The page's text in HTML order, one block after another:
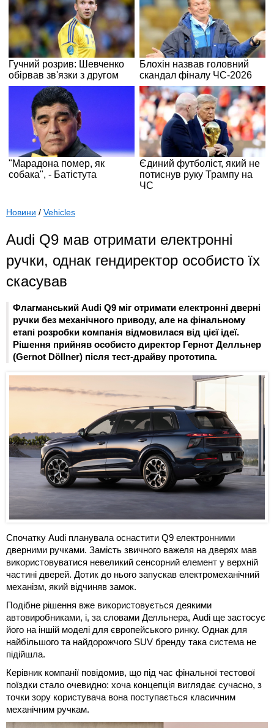
Новини / Vehicles
Audi Q9 мав отримати електронні
ручки, однак гендиректор особисто їх
скасував
Флагманський Audi Q9 міг отримати електронні дверні
ручки без механічного приводу, але на фінальному
етапі розробки компанія відмовилася від цієї ідеї.
Рішення прийняв особисто директор Гернот Делльнер
(Gernot Döllner) після тест-драйву прототипа.
Спочатку Audi планувала оснастити Q9 електронними
дверними ручками. Замість звичного важеля на дверях мав
використовуватися невеликий сенсорний елемент у верхній
частині дверей. Дотик до нього запускав електромеханічний
механізм, який відчиняв замок.
Подібне рішення вже використовується деякими
автовиробниками, і, за словами Делльнера, Audi ще застосує
його на іншій моделі для європейського ринку. Однак для
найбільшого та найдорожчого SUV бренду така система не
підійшла.
Керівник компанії повідомив, що під час фінальної тестової
поїздки стало очевидно: хоча концепція виглядає сучасно, з
точки зору користувача вона поступається класичним
механічним ручкам.